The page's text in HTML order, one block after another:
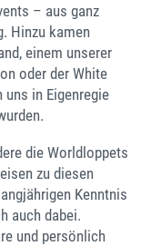
– aus ganz
Hinzu kamen
einem unserer
oder der White
uns in Eigenregie
die Worldloppets
zu diesen
Kenntnis
auch dabei.
und persönlich